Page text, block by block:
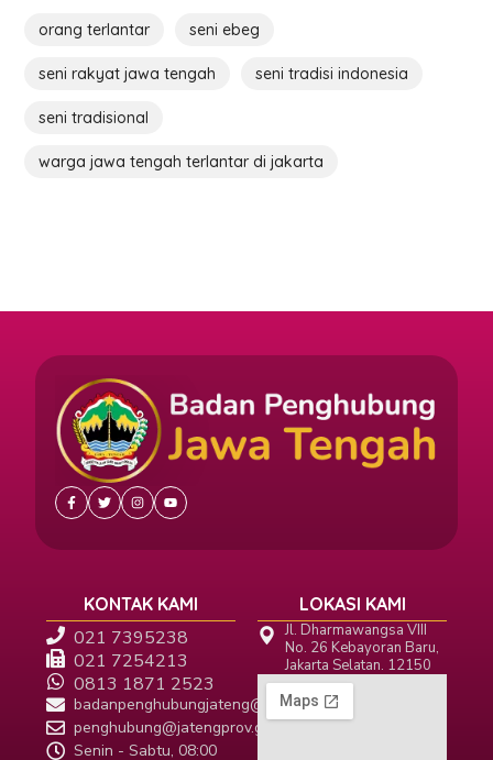
orang terlantar seni ebeg
seni rakyat jawa tengah seni tradisi indonesia
seni tradisional
warga jawa tengah terlantar di jakarta
KONTAK KAMI
021 7395238
021 7254213
0813 1871 2523
badanpenghubungjateng@gmail.com
penghubung@jatengprov.go.id
Senin - Sabtu, 08:00
LOKASI KAMI
Jl. Dharmawangsa VIII
No. 26 Kebayoran Baru,
Jakarta Selatan. 12150